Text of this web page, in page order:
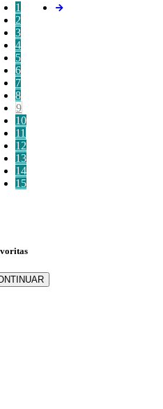
1
2
3
4
5
6
7
8
9
10
11
12
13
14
15